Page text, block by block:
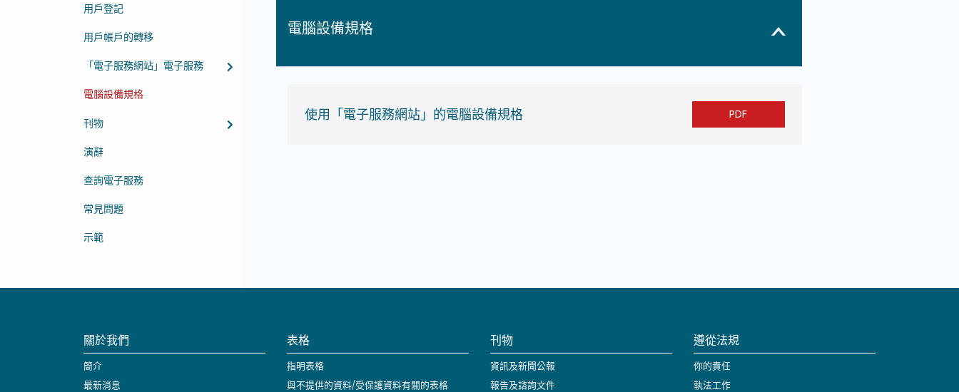
用戶登記
用戶帳戶的轉移
「電子服務網站」電子服務
電腦設備規格
刊物
演辭
查詢電子服務
常見問題
示範
電腦設備規格
使用「電子服務網站」的電腦設備規格 PDF
關於我們
簡介
最新消息
表格
指明表格
與不提供的資料/受保護資料有關的表格
刊物
資訊及新聞公報
報告及諮詢文件
遵從法規
你的責任
執法工作